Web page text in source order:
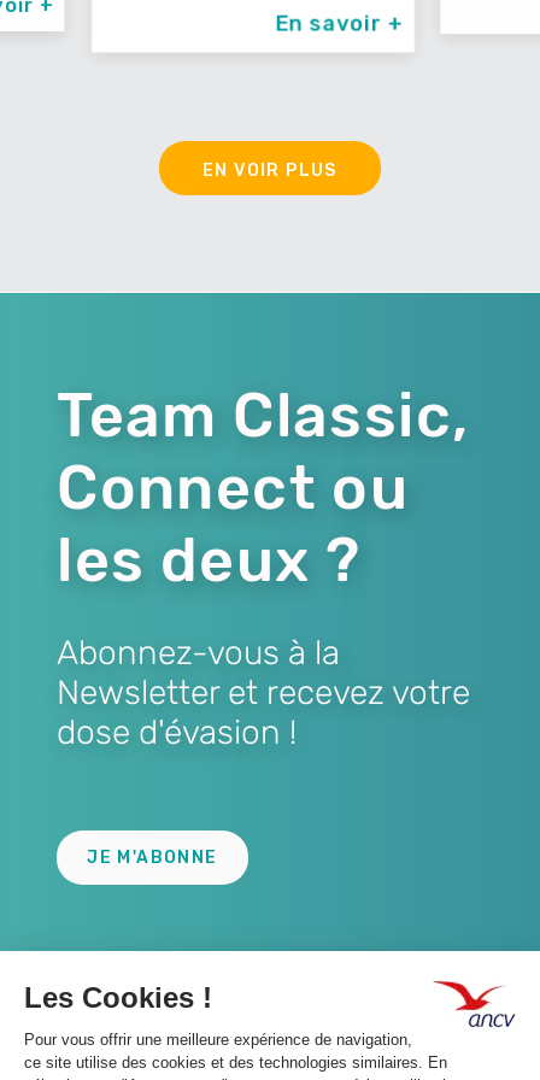
En savoir +
En savoir +
EN VOIR PLUS
Team Classic,
Connect ou
les deux ?
Abonnez-vous à la
Newsletter et recevez votre
dose d'évasion !
JE M'ABONNE